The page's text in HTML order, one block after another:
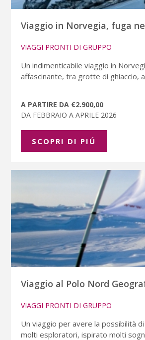
Viaggio in Norvegia, fuga
VIAGGI PRONTI DI GRUPPO
Un indimenticabile viaggio in
affascinante, tra grotte di ghiaccio,
A PARTIRE DA €2.900,00
DA FEBBRAIO A APRILE 2026
SCOPRI DI PIÚ
Viaggio al Polo Nord
VIAGGI PRONTI DI GRUPPO
Un viaggio per avere la possibilità
molti esploratori, ispirato molti